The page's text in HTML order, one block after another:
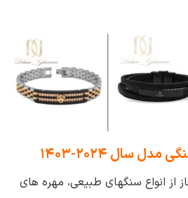
سال ۲۰۲۴-۱۴۰۳
انواع سنگهای طبیعی، مهره های